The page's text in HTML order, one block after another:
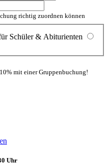
richtig zuordnen können
Schüler & Abiturienten
mit einer Gruppenbuchung!
Uhr